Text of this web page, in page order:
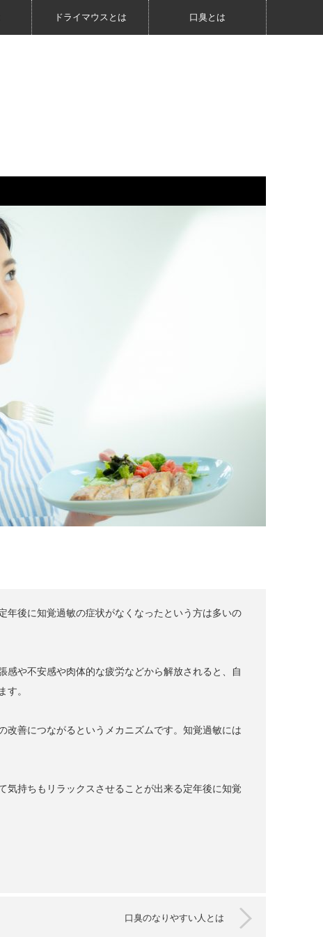
ドライマウスとは 口臭とは
年後に知覚過敏の症状がなくなったという方は多いの
や不安感や肉体的な疲労などから解放されると、自
す。
改善につながるというメカニズムです。知覚過敏には
持ちもリラックスさせることが出来る定年後に知覚
口臭のなりやすい人とは